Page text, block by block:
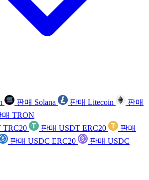
판매 Solana 판매 Litecoin
판매
매 TRON
TRC20
판매 USDT ERC20
판매
판매 USDC ERC20
판매 USDC